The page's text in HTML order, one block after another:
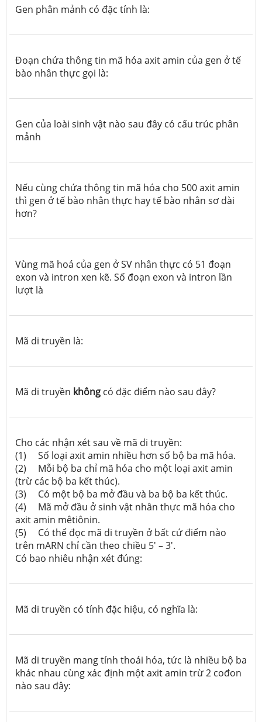
Gen phân mảnh có đặc tính là:
Đoạn chứa thông tin mã hóa axit amin của gen ở tế
bào nhân thực gọi là:
Gen của loài sinh vật nào sau đây có cấu trúc phân
mảnh
Nếu cùng chứa thông tin mã hóa cho 500 axit amin
thì gen ở tế bào nhân thực hay tế bào nhân sơ dài
hơn?
Vùng mã hoá của gen ở SV nhân thực có 51 đoạn
exon và intron xen kẽ. Số đoạn exon và intron lần
lượt là
Mã di truyền là:
Mã di truyền không có đặc điểm nào sau đây?
Cho các nhận xét sau về mã di truyền:
(1)
Số loại axit amin nhiều hơn số bộ ba mã hóa.
(2)
Mỗi bộ ba chỉ mã hóa cho một loại axit amin
(trừ các bộ ba kết thúc).
(3)
Có một bộ ba mở đầu và ba bộ ba kết thúc.
(4)
Mã mở đầu ở sinh vật nhân thực mã hóa cho
axit amin mêtiônin.
(5)
Có thể đọc mã di truyền ở bất cứ điểm nào
trên mARN chỉ cần theo chiều 5' – 3'.
Có bao nhiêu nhận xét đúng:
Mã di truyền có tính đặc hiệu, có nghĩa là:
Mã di truyền mang tính thoái hóa, tức là nhiều bộ ba
khác nhau cùng xác định mộtaxitamin trừ2 cođon
nào sau đây: